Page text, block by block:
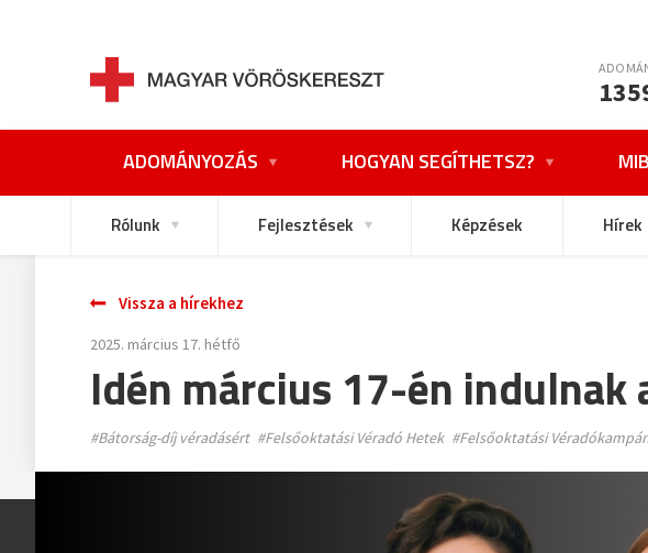
ADOMÁNYOZÁS HOGYAN SEGÍTHETSZ?
Rólunk Fejlesztések Képzések Hírek
Vissza a hírekhez
2025. március 17. hétfő
Idén március 17-én indulnak
#Bátorság-díj véradásért #Felsőoktatási Véradó Hetek #Felsőoktatási